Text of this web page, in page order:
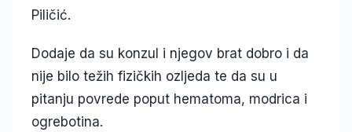
Piličić.
Dodaje da su konzul i njegov brat dobro i da
nije bilo težih fizičkih ozljeda te da su u
pitanju povrede poput hematoma, modrica i
ogrebotina.